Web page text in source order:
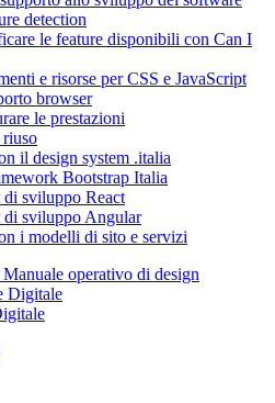
detection
le feature disponibili con Can I
e risorse per CSS e JavaScript
browser
le prestazioni
il design system .italia
Bootstrap Italia
sviluppo React
sviluppo Angular
i modelli di sito e servizi
operativo di design